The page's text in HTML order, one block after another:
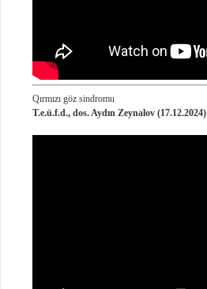
Qırmızı göz sindromu
T.e.ü.f.d., dos. Aydın Zeynalov (17.12.2024)